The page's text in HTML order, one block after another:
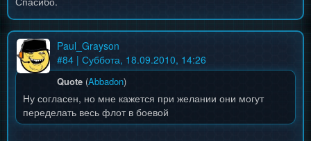
Paul_Grayson
#84 | Суббота, 18.09.2010, 14:26
Quote (Abbadon)
Ну согласен, но мне кажется при желании они могут
переделать весь флот в боевой